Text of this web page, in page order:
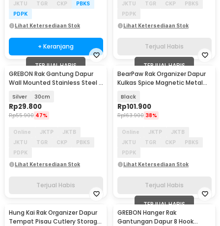
JKTU
TGR CKP
PBKS
PDPK
Lihat Ketersediaan Stok
+ Keranjang
JKTU
TGR CKP
PBKS
PDPK
Lihat Ketersediaan Stok
Terjual Habis
TERJUAL HABIS
GREBON Rak Gantung Dapur
Wall Mounted Stainless Steel -
Silver 30cm
Rp29.800
Rp55.900 47%
Online JKTP
JKTB
JKTU
TGR CKP
PBKS
PDPK
Lihat Ketersediaan Stok
Terjual Habis
TERJUAL HABIS
BearPaw Rak Organizer Dapur
Kulkas Spice Magnetic Metal
Black
Rp101.900
Rp163.900 38%
Online JKTP
JKTB
JKTU
TGR CKP
PBKS
PDPK
Lihat Ketersediaan Stok
Terjual Habis
Hung Kai Rak Organizer Dapur
Tempat Pisau Cutlery Storage
TERJUAL HABIS
GREBON Hanger Rak
Gantungan Dapur 8 Hook